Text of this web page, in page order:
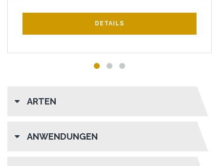
DETAILS
ARTEN
ANWENDUNGEN